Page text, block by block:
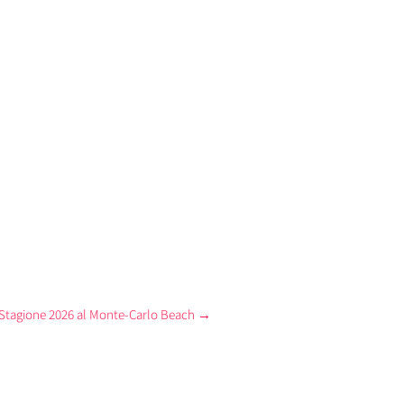
2026 al Monte-Carlo Beach →